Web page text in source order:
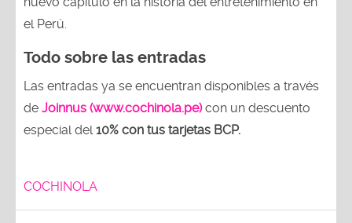
el Perú.
Todo sobre las entradas
Las entradas ya se encuentran disponibles a través
de Joinnus (www.cochinola.pe)con un descuento
especial del10% con tus tarjetas BCP.
COCHINOLA